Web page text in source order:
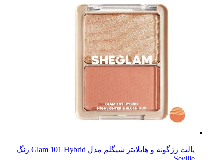
پالت رژگونه و هایلایتر شیگلم مدل Glam 101 Hybrid رنگ
Seville